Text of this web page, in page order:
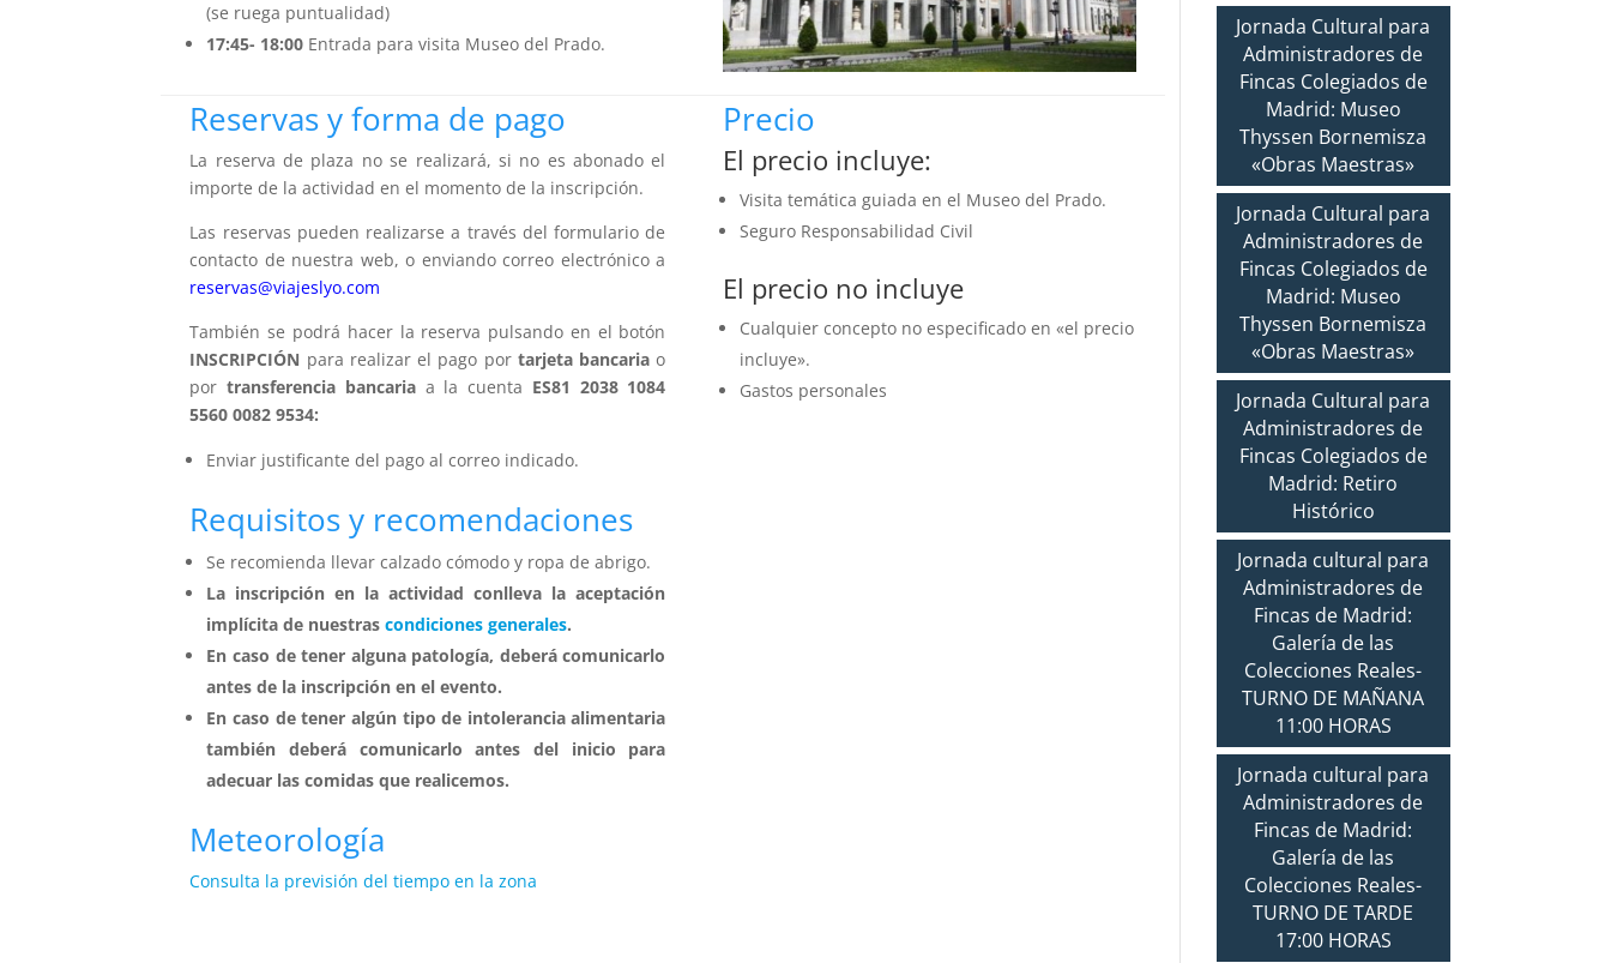
(se ruega puntualidad)
17:45- 18:00 Entrada para visita Museo del Prado.
Reservas y forma de pago
La reserva de plaza no se realizará, si no es abonado el
importe de la actividad en el momento de la inscripción.
Las reservas pueden realizarse a través del formulario de
contacto de nuestra web, o enviando correo electrónico a
reservas@viajeslyo.com
También se podrá hacer la reserva pulsando en el botón
INSCRIPCIÓN para realizar el pago por tarjeta bancaria o
portransferencia bancariaa la cuenta ES81 2038 1084
5560 0082 9534:
Enviar justificante del pago al correo indicado.
Requisitos y recomendaciones
Se recomienda llevar calzado cómodo y ropa de abrigo.
La inscripción en la actividad conlleva la aceptación
implícita de nuestrascondiciones generales.
En caso de tener alguna patología, deberá comunicarlo
antes de la inscripción en el evento.
En caso de tener algún tipo de intolerancia alimentaria
también deberá comunicarlo antes del inicio para
adecuar las comidas que realicemos.
Meteorología
Consulta la previsión del tiempo en la zona
Precio
El precio incluye:
Visita temática guiada en el Museo del Prado.
Seguro Responsabilidad Civil
El precio no incluye
Cualquier concepto no especificado en «el precio
incluye».
Gastos personales
Jornada Cultural para
Administradores de
Fincas Colegiados de
Madrid: Museo
Thyssen Bornemisza
«Obras Maestras»
Jornada Cultural para
Administradores de
Fincas Colegiados de
Madrid: Museo
Thyssen Bornemisza
«Obras Maestras»
Jornada Cultural para
Administradores de
Fincas Colegiados de
Madrid: Retiro
Histórico
Jornada cultural para
Administradores de
Fincas de Madrid:
Galería de las
Colecciones Reales-
TURNO DE MAÑANA
11:00 HORAS
Jornada cultural para
Administradores de
Fincas de Madrid:
Galería de las
Colecciones Reales-
TURNO DE TARDE
17:00 HORAS